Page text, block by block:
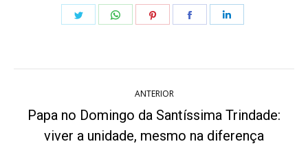
Share
Share
Share
Share
de
post:
ANTERIOR
Post
anterior:
Papa no Domingo da Santíssima Trindade:
viver a unidade, mesmo na diferença